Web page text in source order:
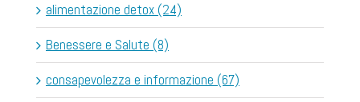
alimentazione detox (24)
Benessere e Salute (8)
consapevolezza e informazione (67)